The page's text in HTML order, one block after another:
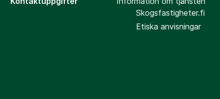
Skogsfastigheter.fi
Etiska anvisningar